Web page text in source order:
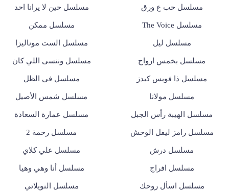
مسلسل حب ع ورق مسلسل حين لا يرانا احد
مسلسل The Voice مسلسل ممكن
مسلسل ليل مسلسل الست موناليزا
مسلسل بخمس ارواح مسلسل وننسى اللي كان
مسلسل ذا فويس كيدز مسلسل في الظل
مسلسل مولانا مسلسل شمس الأصيل
مسلسل الهيبة رأس الجبل مسلسل عمارة السعادة
مسلسل رامز ليفل الوحش مسلسل رحمة 2
مسلسل درش مسلسل علي كلاي
مسلسل افراج مسلسل أنا وهي وهيا
مسلسل اسأل روحك مسلسل النويلاتي